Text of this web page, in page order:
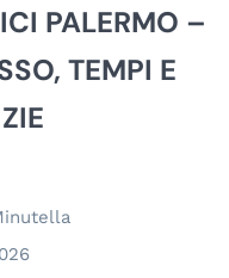
PALERMO –
TEMPI E